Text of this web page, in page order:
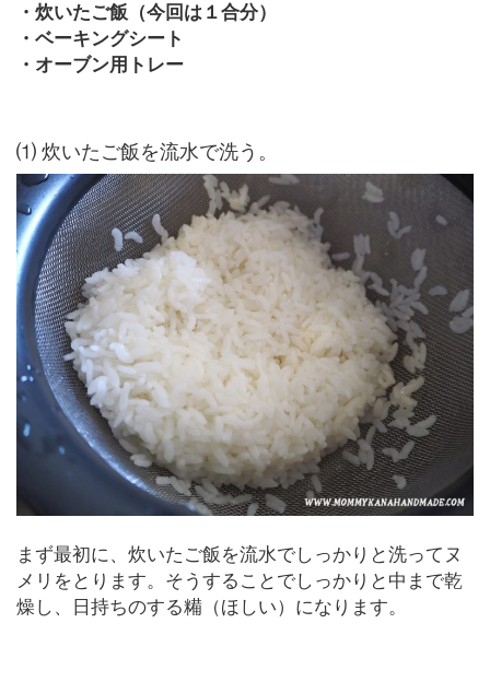
・炊いたご飯（今回は１合分）
・ベーキングシート
・オーブン用トレー
⑴ 炊いたご飯を流水で洗う。
まず最初に、炊いたご飯を流水でしっかりと洗ってヌ
メリをとります。そうすることでしっかりと中まで乾
燥し、日持ちのする糒（ほしい）になります。